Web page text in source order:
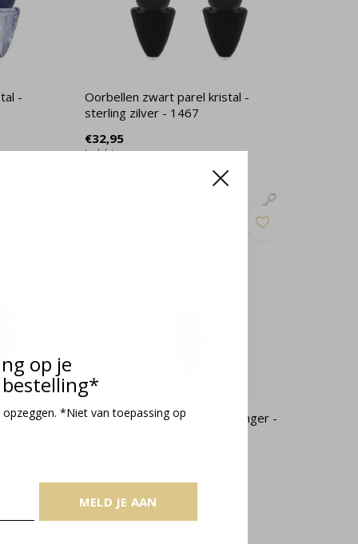
op je
*Niet van toepassing op
MELD JE AAN
-
Oorbellen zwart parel kristal -
sterling zilver - 1467
€32,95
Incl. btw
verguld
Ketting zwart parel kristal hanger -